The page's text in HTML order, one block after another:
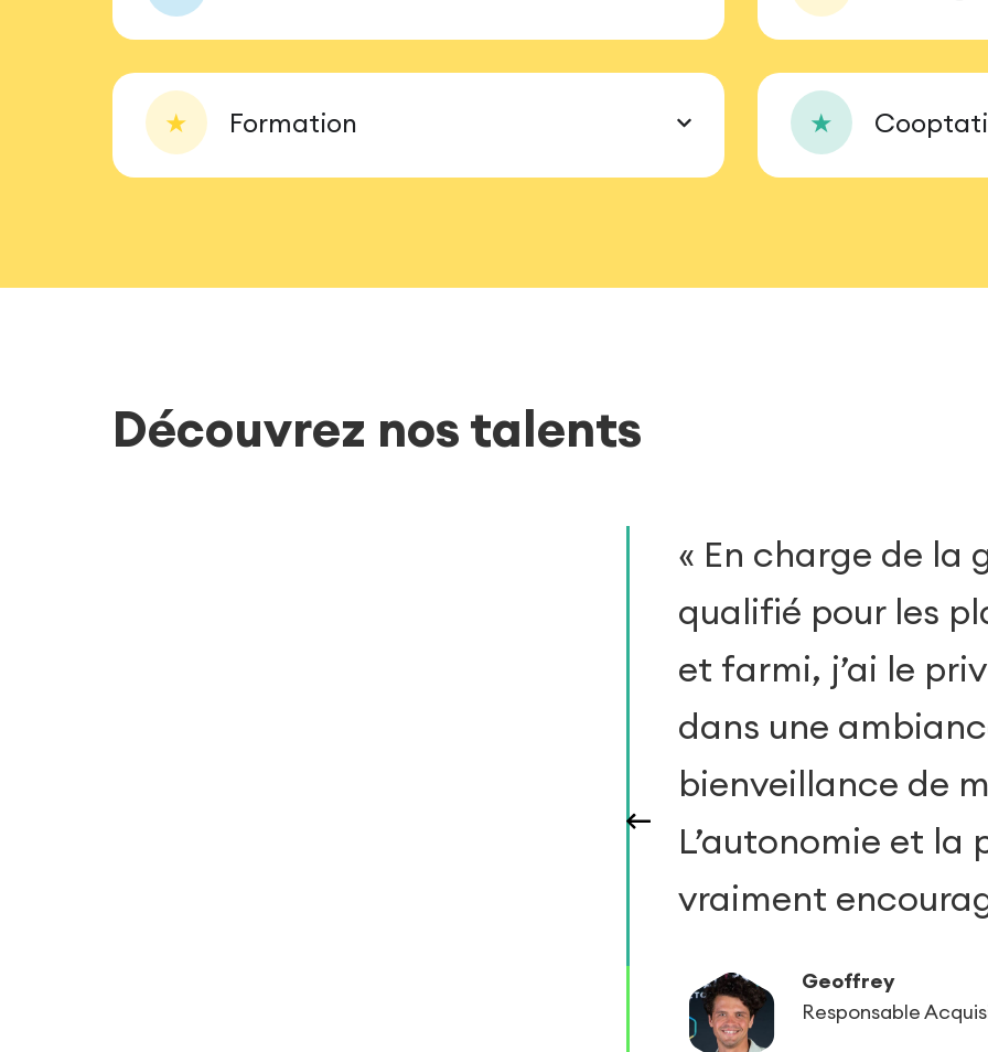
★ Formation ★
Découvrez nos talents
« En charge de la
qualifié pour les
et farmi, j’ai le
dans une
bienveillance de
L’autonomie et la
vraiment
Geoffrey
Responsable